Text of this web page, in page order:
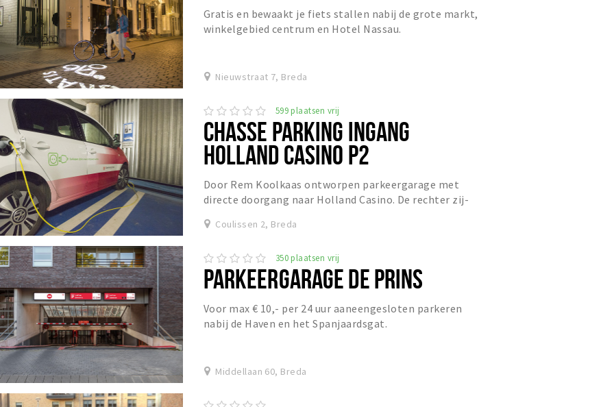
Gratis en bewaakt je fiets stallen nabij de grote markt,
winkelgebied centrum en Hotel Nassau.
Nieuwstraat 7, Breda
599 plaatsen vrij
CHASSE PARKING INGANG
HOLLAND CASINO P2
Door Rem Koolkaas ontworpen parkeergarage met
directe doorgang naar Holland Casino. De rechter zij-
Coulissen 2, Breda
350 plaatsen vrij
PARKEERGARAGE DE PRINS
Voor max € 10,- per 24 uur aaneengesloten parkeren
nabij de Haven en het Spanjaardsgat.
Middellaan 60, Breda